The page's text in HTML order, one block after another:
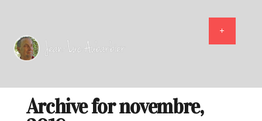
Archive for novembre,